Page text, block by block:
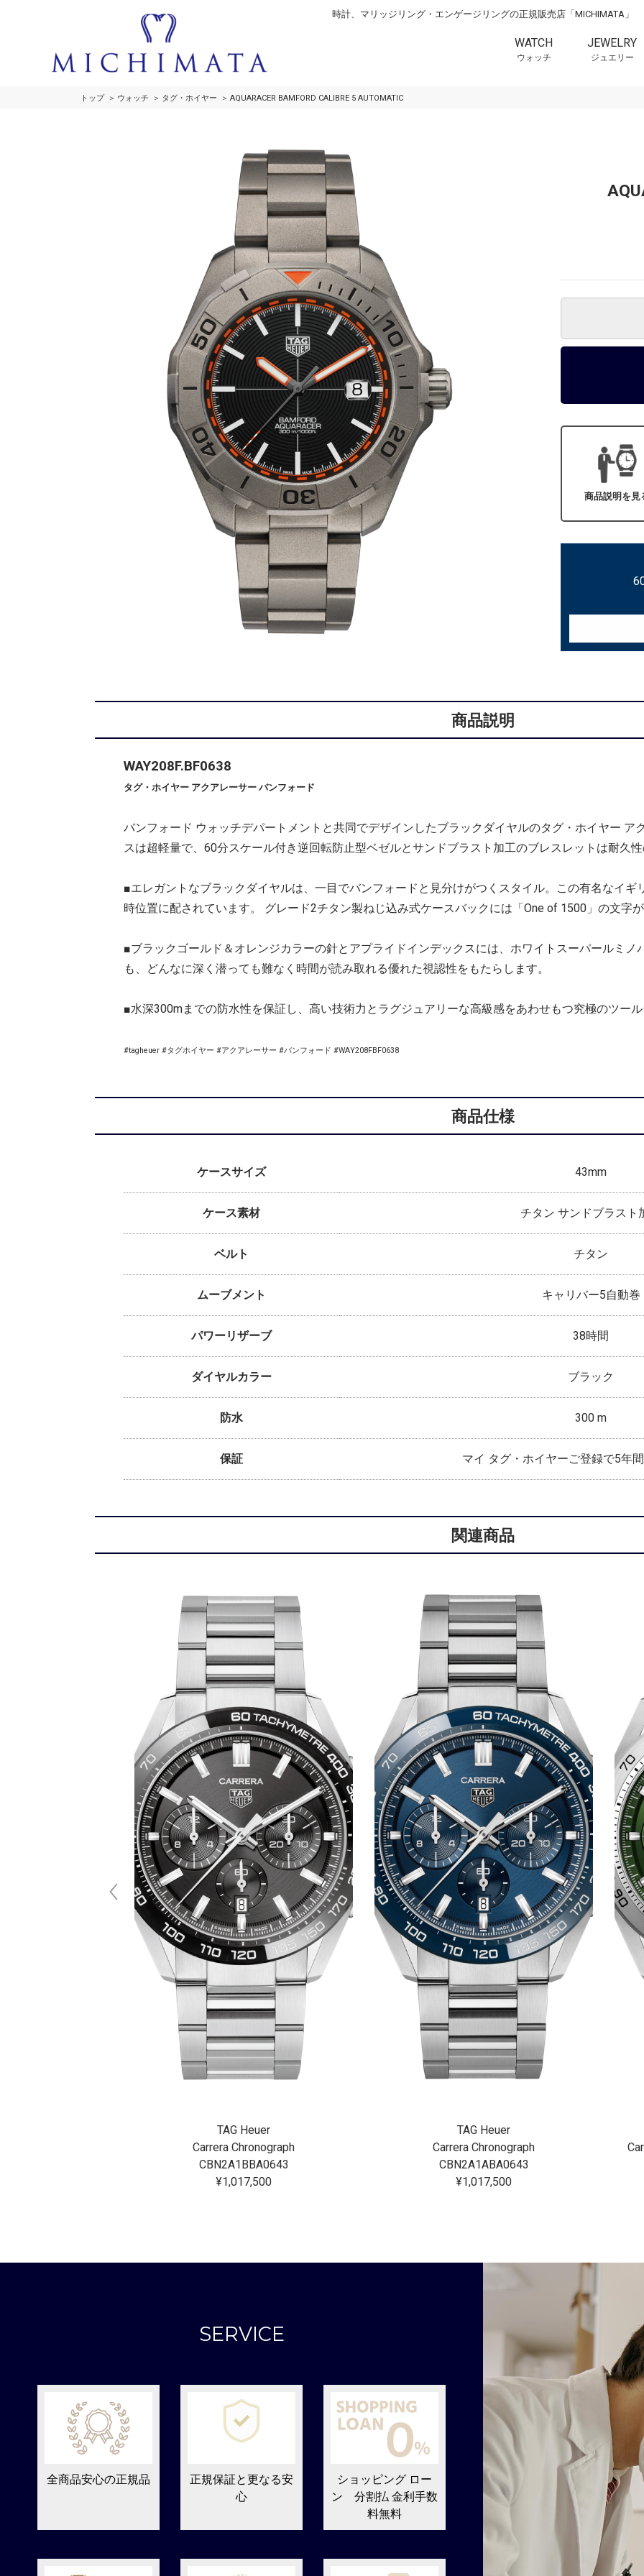
時計、マリッジリング・エンゲージリングの正規販売店「MICHIMATA」
WATCH
ウォッチ
JEWELRY
ジュエリー
トップ ウォッチ タグ・ホイヤー AQUARACER BAMFORD CALIBRE 5 AUTOMATIC
商品説明を見
商品説明
WAY208F.BF0638
タグ・ホイヤー アクアレーサー バンフォード
バンフォード ウォッチデパートメントと共同でデザインしたブラックダイヤルのタグ・ホイヤー ア
スは超軽量で、60分スケール付き逆回転防止型ベゼルとサンドブラスト加工のブレスレットは耐久性
■エレガントなブラックダイヤルは、一目でバンフォードと見分けがつくスタイル。この有名なイギ
時位置に配されています。 グレード2チタン製ねじ込み式ケースバックには「One of 1500」の文字が
■ブラックゴールド＆オレンジカラーの針とアプライドインデックスには、ホワイトスーパールミノ
も、どんなに深く潜っても難なく時間が読み取れる優れた視認性をもたらします。
■水深300mまでの防水性を保証し、高い技術力とラグジュアリーな高級感をあわせもつ究極のツール
#tagheuer #タグホイヤー #アクアレーサー #バンフォード #WAY208FBF0638
商品仕様
ケースサイズ 43mm
ケース素材 チタン サンドブラスト
ベルト チタン
ムーブメント キャリバー5自動巻
パワーリザーブ 38時間
ダイヤルカラー ブラック
防水 300 m
保証 マイ タグ・ホイヤーご登録で5年間
関連商品
TAG Heuer
Carrera Chronograph
CBN2A1BBA0643
¥1,017,500
TAG Heuer
Carrera Chronograph
CBN2A1ABA0643
¥1,017,500
SERVICE
全商品安心の正規品
正規保証と更なる安
心
ショッピング ロー
ン 分割払 金利手数
料無料